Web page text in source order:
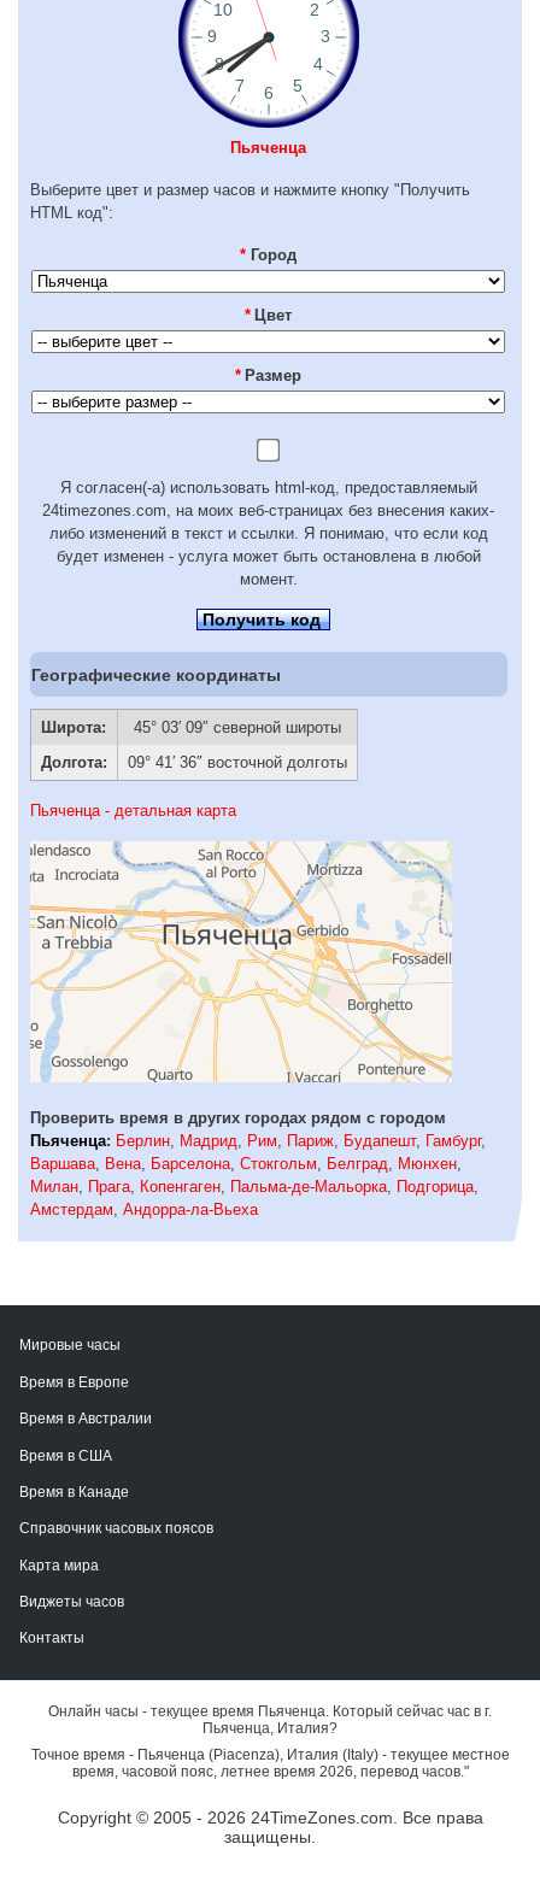
Пьяченца
Выберите цвет и размер часов и нажмите кнопку "Получить
HTML код":
* Город
* Цвет
* Размер
Я согласен(-а) использовать html-код, предоставляемый
24timezones.com, на моих веб-страницах без внесения каких-
либо изменений в текст и ссылки. Я понимаю, что если код
будет изменен - услуга может быть остановлена в любой
момент.
Получить код
Географические координаты
Широта:
45° 03′ 09″ северной широты
Долгота:
09° 41′ 36″ восточной долготы
Пьяченца - детальная карта
Проверить время в других городах рядом с городом
Пьяченца: Берлин Мадрид Рим Париж Будапешт, Гамбург,
Варшава
Вена Барселона Стокгольм Белград Мюнхен
Милан
Прага Копенгаген Пальма-де-Мальорка Подгорица
Амстердам Андорра-ла-Вьеха
Мировые часы
Время в Европе
Время в Австралии
Время в США
Время в Канаде
Справочник часовых поясов
Карта мира
Виджеты часов
Контакты
Онлайн часы - текущее время Пьяченца. Который сейчас час в г.
Пьяченца, Италия?
Точное время - Пьяченца (Piacenza), Италия (Italy) - текущее местное
время, часовой пояс, летнее время 2026, перевод часов."
Copyright © 2005 - 2026 24TimeZones.com.
Все права
защищены.